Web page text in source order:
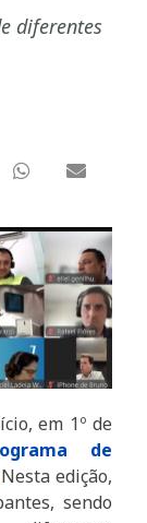
diferentes
em 1º de
de
edição,
sendo